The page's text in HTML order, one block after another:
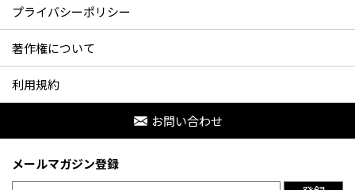
プライバシーポリシー
著作権について
利用規約
お問い合わせ
メールマガジン登録